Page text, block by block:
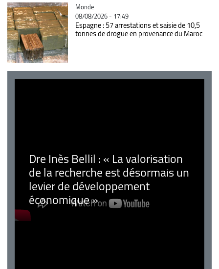
Catégorie
Monde
08/08/2026 - 17:49
Espagne : 57 arrestations et saisie de 10,5
tonnes de drogue en provenance du Maroc
Dre Inès Bellil : « La valorisation
de la recherche est désormais un
levier de développement
économique »